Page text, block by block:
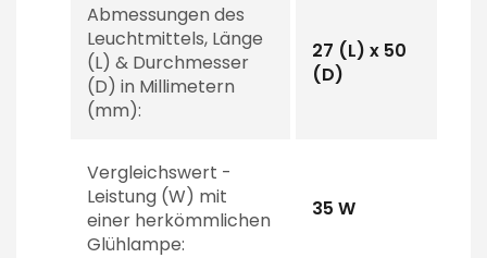
Abmessungen des
Leuchtmittels, Länge
(L) & Durchmesser
(D) in Millimetern
(mm):
27 (L) x 50
(D)
Vergleichswert -
Leistung (W) mit
einer herkömmlichen
Glühlampe:
35 W